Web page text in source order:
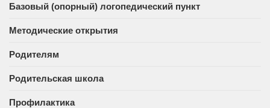
Базовый (опорный) логопедический пункт
Методические открытия
Родителям
Родительская школа
Профилактика